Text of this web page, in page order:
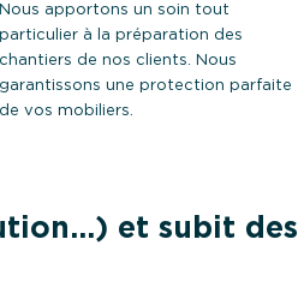
Nous apportons un soin tout
particulier à la préparation des
chantiers de nos clients. Nous
garantissons une protection parfaite
de vos mobiliers.
et subit des